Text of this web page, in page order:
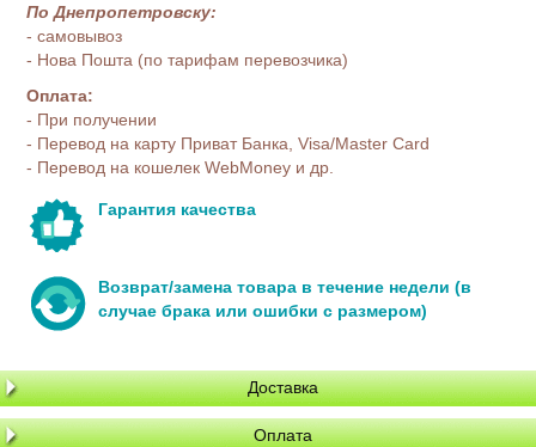
По Днепропетровску:
- самовывоз
- Нова Пошта (по тарифам перевозчика)
Оплата:
- При получении
- Перевод на карту Приват Банка, Visa/Master Card
- Перевод на кошелек WebMoney и др.
Гарантия качества
Возврат/замена товара в течение недели (в
случае брака или ошибки с размером)
Доставка
Оплата